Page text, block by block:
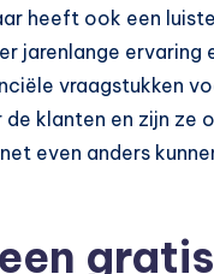
heeft ook een
jarenlange
vraagstukken
de klanten en zijn
even anders